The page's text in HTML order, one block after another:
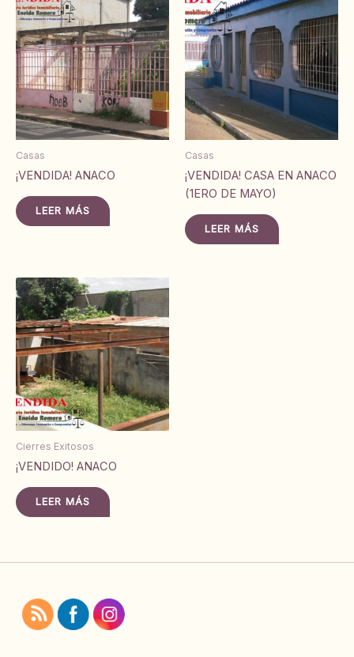
Casas
¡VENDIDA! ANACO
LEER MÁS
Casas
¡VENDIDA! CASA EN ANACO
(1ERO DE MAYO)
LEER MÁS
Cierres Exitosos
¡VENDIDO! ANACO
LEER MÁS